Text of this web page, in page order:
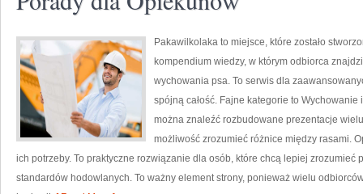
Pakawilkolaka to miejsce, które zostało
kompendium wiedzy, w którym odbiorca
wychowania psa. To serwis dla
spójną całość. Fajne kategorie to
można znaleźć rozbudowane prezentacje
możliwość zrozumieć różnice między rasami.
ich potrzeby. To praktyczne rozwiązanie dla osób, które chcą lepiej zrozumieć
standardów hodowlanych. To ważny element strony, ponieważ wielu